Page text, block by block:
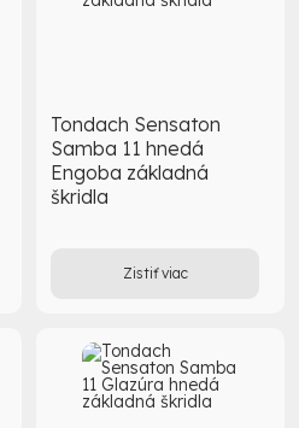
Tondach Sensaton
Samba 11 hnedá
Engoba základná
škridla
Zistiť viac